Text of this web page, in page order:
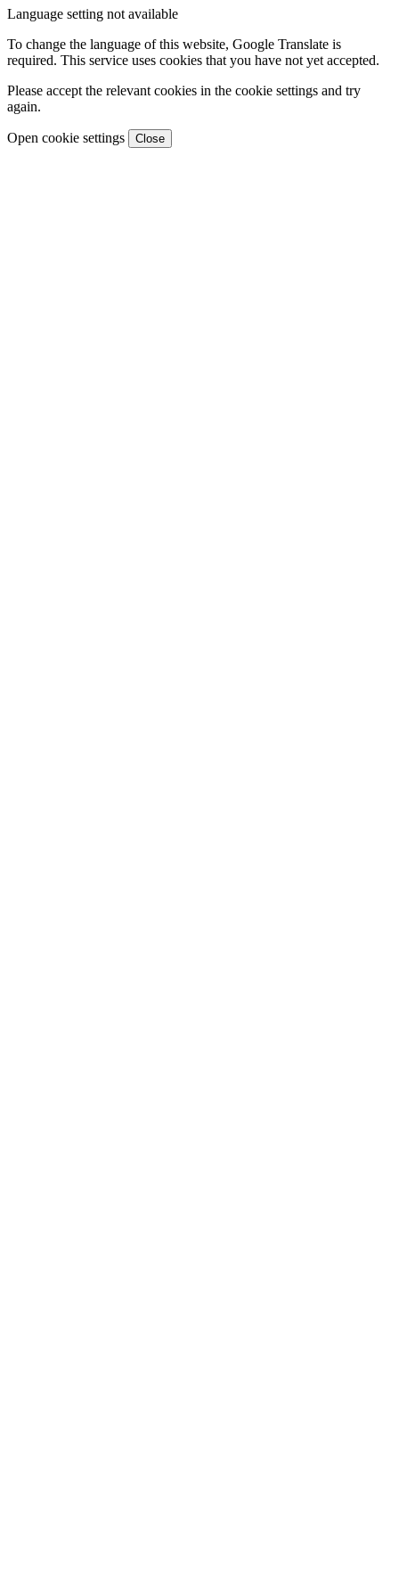
Language setting not available
To change the language of this website, Google Translate is
required. This service uses cookies that you have not yet accepted.
Please accept the relevant cookies in the cookie settings and try
again.
Open cookie settings Close